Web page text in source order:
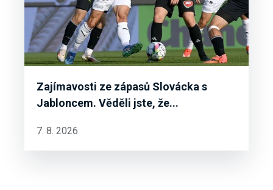
Zajímavosti ze zápasů Slovácka s
Jabloncem. Věděli jste, že...
7. 8. 2026